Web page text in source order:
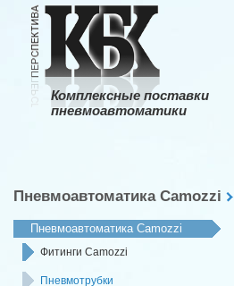
Комплексные поставки
пневмоавтоматики
Пневмоавтоматика Camozzi
Пневмоавтоматика Camozzi
Фитинги Camozzi
Пневмотрубки